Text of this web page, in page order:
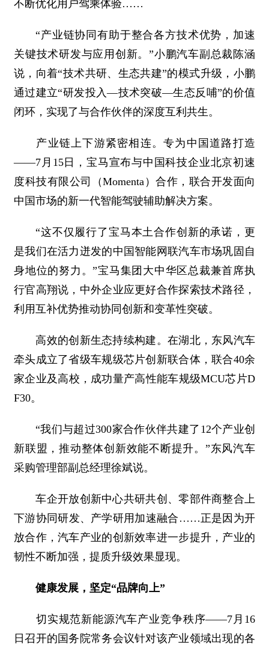
不断优化用户驾乘体验……
“产业链协同有助于整合各方技术优势，加速
关键技术研发与应用创新。”小鹏汽车副总裁陈涵
说，向着“技术共研、生态共建”的模式升级，小鹏
通过建立“研发投入—技术突破—生态反哺”的价值
闭环，实现了与合作伙伴的深度互利共生。
产业链上下游紧密相连。专为中国道路打造
——7月15日，宝马宣布与中国科技企业北京初速
度科技有限公司（Momenta）合作，联合开发面向
中国市场的新一代智能驾驶辅助解决方案。
“这不仅履行了宝马本土合作创新的承诺，更
是我们在活力迸发的中国智能网联汽车市场巩固自
身地位的努力。”宝马集团大中华区总裁兼首席执
行官高翔说，中外企业应更好合作探索技术路径，
利用互补优势推动协同创新和变革性突破。
高效的创新生态持续构建。在湖北，东风汽车
牵头成立了省级车规级芯片创新联合体，联合40余
家企业及高校，成功量产高性能车规级MCU芯片D
F30。
“我们与超过300家合作伙伴共建了12个产业创
新联盟，推动整体创新效能不断提升。”东风汽车
采购管理部副总经理徐斌说。
车企开放创新中心共研共创、零部件商整合上
下游协同研发、产学研用加速融合……正是因为开
放合作，汽车产业的创新效率进一步提升，产业的
韧性不断加强，提质升级效果显现。
健康发展，坚定“品牌向上”
切实规范新能源汽车产业竞争秩序——7月16
日召开的国务院常务会议针对该产业领域出现的各